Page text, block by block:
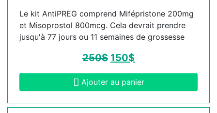
Le kit AntiPREG comprend Mifépristone 200mg
et Misoprostol 800mcg. Cela devrait prendre
jusqu'à 77 jours ou 11 semaines de grossesse
250$ 150$
Ajouter au panier